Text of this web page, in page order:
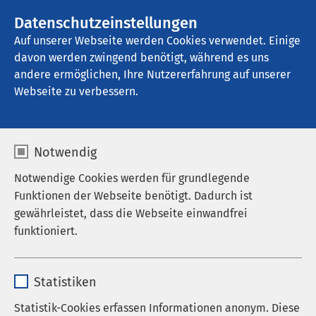
Datenschutzeinstellungen
Auf unserer Webseite werden Cookies verwendet. Einige
davon werden zwingend benötigt, während es uns
andere ermöglichen, Ihre Nutzererfahrung auf unserer
Webseite zu verbessern.
Notwendig
Notwendige Cookies werden für grundlegende
Funktionen der Webseite benötigt. Dadurch ist
gewährleistet, dass die Webseite einwandfrei
funktioniert.
Anbieter sgalinski
Statistiken
Statistik-Cookies erfassen Informationen anonym. Diese
AMEOS Poliklinikum Woldegk
Nachrichten
Datum von: Datum bis: